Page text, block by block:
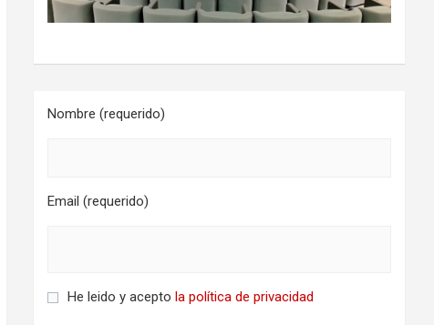
Nombre (requerido)
Email (requerido)
He leido y aceptola política de privacidad